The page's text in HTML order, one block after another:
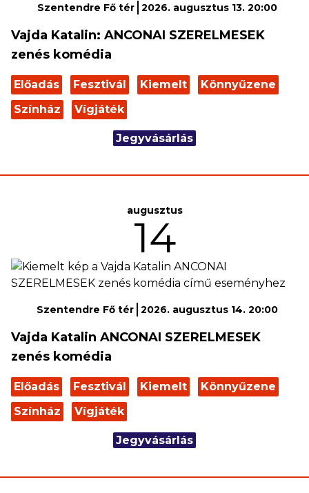
Szentendre Fő tér 2026. augusztus 13. 20:00
Vajda Katalin: ANCONAI SZERELMESEK
zenés komédia
Előadás Fesztivál Kiemelt
Könnyűzene
Színház
Vígjáték
Jegyvásárlás
augusztus
14
Szentendre Fő tér 2026. augusztus 14. 20:00
Vajda Katalin ANCONAI SZERELMESEK
zenés komédia
Előadás Fesztivál Kiemelt
Könnyűzene
Színház
Vígjáték
Jegyvásárlás